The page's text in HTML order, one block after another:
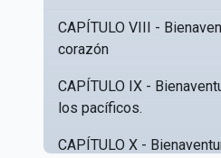
CAPÍTULO VIII -
corazón
CAPÍTULO IX -
los pacíficos.
CAPÍTULO X -